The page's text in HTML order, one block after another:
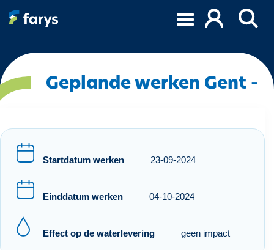
l
a
e
Geplande werken Gent -
Startdatum werken 23-09-2024
Einddatum werken 04-10-2024
Effect op de waterlevering geen impact